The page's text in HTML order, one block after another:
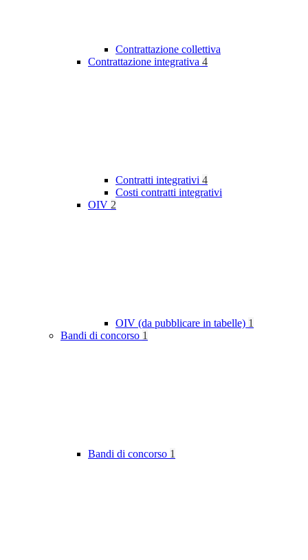
Contrattazione collettiva
Contrattazione integrativa 4
Contratti integrativi 4
Costi contratti integrativi
OIV 2
OIV (da pubblicare in tabelle) 1
Bandi di concorso 1
Bandi di concorso 1